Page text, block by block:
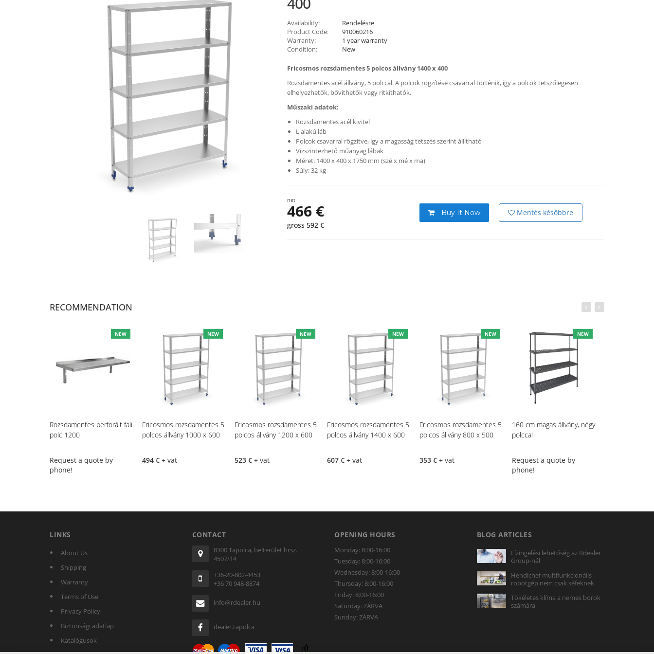
Availability:
Rendelésre
Product Code:
910060216
Warranty:
1 year warranty
Condition:
New
Fricosmos rozsdamentes 5 polcos állvány 1400 x 400
Rozsdamentes acél állvány, 5 polccal. A polcok rögzítése csavarral történik, így a polcok tetszőlegesen
elhelyezhetők, bővíthetők vagy ritkíthatók.
Műszaki adatok:
Rozsdamentes acél kivitel
L alakú láb
Polcok csavarral rögzítve, így a magasság tetszés szerint állítható
Vízszintezhető műanyag lábak
Méret: 1400 x 400 x 1750 mm (szé x mé x ma)
Súly: 32 kg
net
466 €
gross 592 €
Buy It Now Mentés későbbre
RECOMMENDATION
NEW
Rozsdamentes perforált fali
polc 1200
Request a quote by
phone!
NEW
Fricosmos rozsdamentes 5
polcos állvány 1000 x 600
494 € + vat
NEW
Fricosmos rozsdamentes 5
polcos állvány 1200 x 600
523 € + vat
NEW
Fricosmos rozsdamentes 5
polcos állvány 1400 x 600
607 € + vat
NEW
Fricosmos rozsdamentes 5
polcos állvány 800 x 500
353 € + vat
NEW
160 cm magas állvány, négy
polccal
Request a quote by
phone!
LINKS
About Us
Shipping
Warranty
Terms of Use
Privacy Policy
Biztonsági adatlap
Katalógusok
CONTACT
8300 Tapolca, belterület hrsz.
4507/14
+36-20-802-4453
+36 70 948-8874
info@rdealer.hu
dealer.tapolca
OPENING HOURS
Monday: 8:00-16:00
Tuesday: 8:00-16:00
Wednesday: 8:00-16:00
Thursday: 8:00-16:00
Friday: 8:00-16:00
Saturday: ZÁRVA
Sunday: ZÁRVA
BLOG ARTICLES
Lízingelési lehetőség az Rdealer
Group-nál
Hendichef multifunkcionális
robotgép nem csak séfeknek
Tökéletes klíma a nemes borok
számára